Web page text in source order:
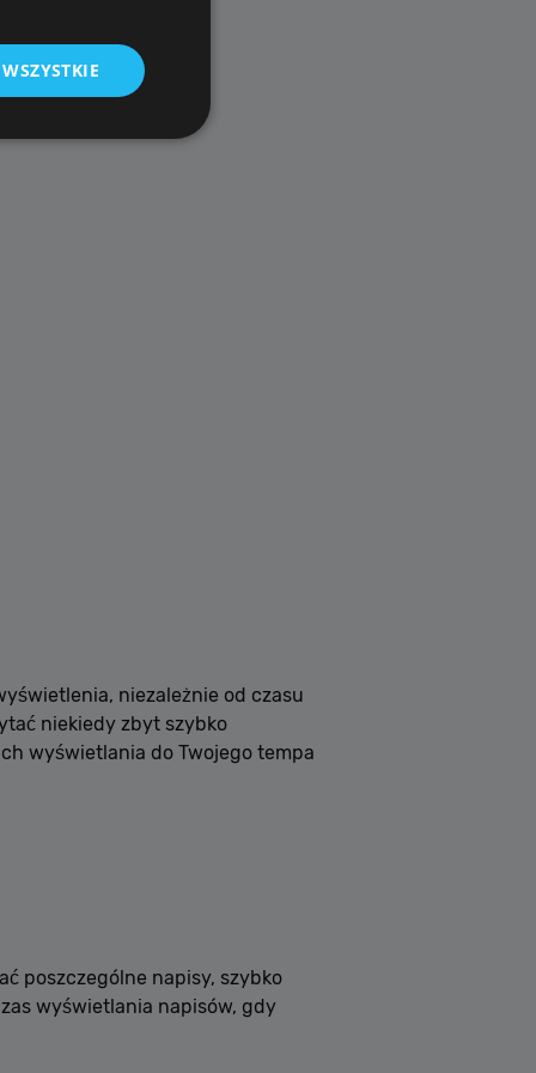
niezależnie od czasu
niekiedy zbyt szybko
wyświetlania do Twojego tempa
poszczególne napisy, szybko
wyświetlania napisów, gdy
pliki